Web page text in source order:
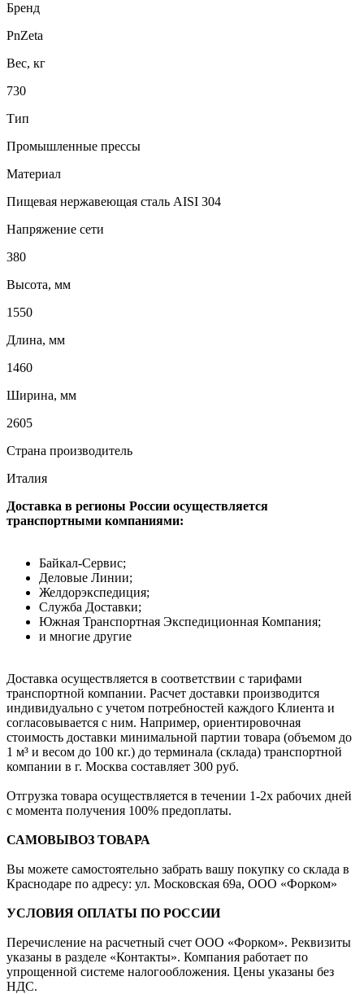
Бренд
PnZeta
Вес, кг
730
Тип
Промышленные прессы
Материал
Пищевая нержавеющая сталь AISI 304
Напряжение сети
380
Высота, мм
1550
Длина, мм
1460
Ширина, мм
2605
Страна производитель
Италия
Доставка в регионы России осуществляется
транспортными компаниями:
Байкал-Сервис;
Деловые Линии;
Желдорэкспедиция;
Служба Доставки;
Южная Транспортная Экспедиционная Компания;
и многие другие
Доставка осуществляется в соответствии с тарифами
транспортной компании. Расчет доставки производится
индивидуально с учетом потребностей каждого Клиента и
согласовывается с ним. Например, ориентировочная
стоимость доставки минимальной партии товара (объемом до
1 м³ и весом до 100 кг.) до терминала (склада) транспортной
компании в г. Москва составляет 300 руб.
Отгрузка товара осуществляется в течении 1-2х рабочих дней
с момента получения 100% предоплаты.
САМОВЫВОЗ ТОВАРА
Вы можете самостоятельно забрать вашу покупку со склада в
Краснодаре по адресу: ул. Московская 69а, ООО «Форком»
УСЛОВИЯ ОПЛАТЫ ПО РОССИИ
Перечисление на расчетный счет ООО «Форком». Реквизиты
указаны в разделе «Контакты». Компания работает по
упрощенной системе налогообложения. Цены указаны без
НДС.